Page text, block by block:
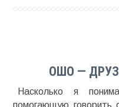
ОШО —
Насколько я
помогающую говорить